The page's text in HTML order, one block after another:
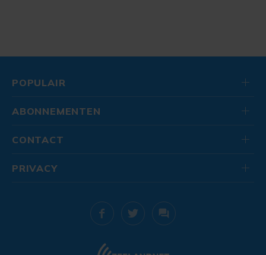
POPULAIR
ABONNEMENTEN
CONTACT
PRIVACY